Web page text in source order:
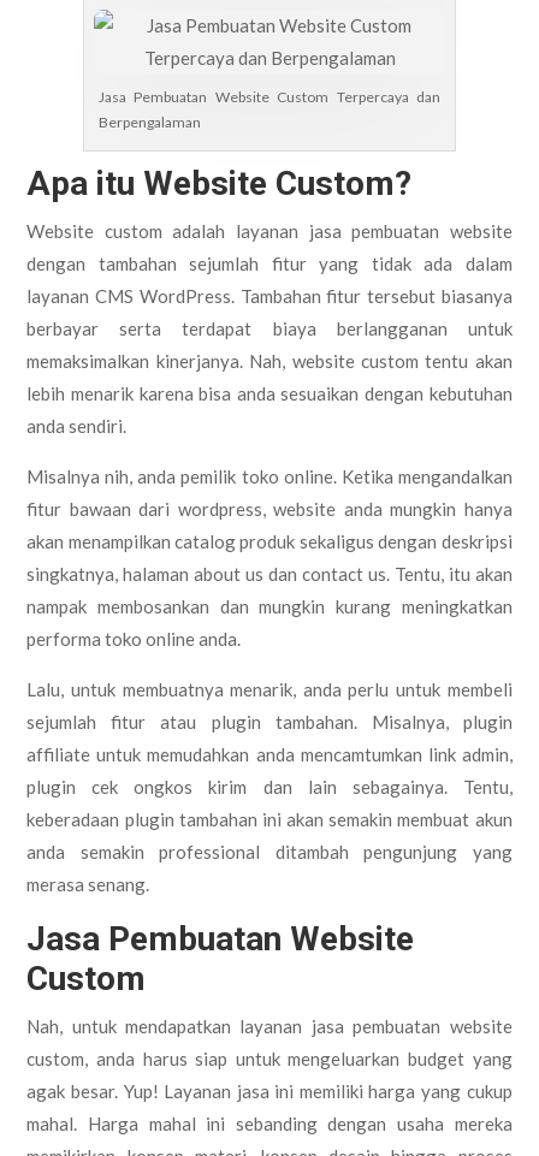
Jasa Pembuatan Website Custom Terpercaya dan
Berpengalaman
Apa itu Website Custom?
Website custom adalah layanan jasa pembuatan website
dengan tambahan sejumlah fitur yang tidak ada dalam
layanan CMS WordPress. Tambahan fitur tersebut biasanya
berbayar serta terdapat biaya berlangganan untuk
memaksimalkan kinerjanya. Nah, website custom tentu akan
lebih menarik karena bisa anda sesuaikan dengan kebutuhan
anda sendiri.
Misalnya nih, anda pemilik toko online. Ketika mengandalkan
fitur bawaan dari wordpress, website anda mungkin hanya
akan menampilkan catalog produk sekaligus dengan deskripsi
singkatnya, halaman about us dan contact us. Tentu, itu akan
nampak membosankan dan mungkin kurang meningkatkan
performa toko online anda.
Lalu, untuk membuatnya menarik, anda perlu untuk membeli
sejumlah fitur atau plugin tambahan. Misalnya, plugin
affiliate untuk memudahkan anda mencamtumkan link admin,
plugin cek ongkos kirim dan lain sebagainya. Tentu,
keberadaan plugin tambahan ini akan semakin membuat akun
anda semakin professional ditambah pengunjung yang
merasa senang.
Jasa Pembuatan Website
Custom
Nah, untuk mendapatkan layanan jasa pembuatan website
custom, anda harus siap untuk mengeluarkan budget yang
agak besar. Yup! Layanan jasa ini memiliki harga yang cukup
mahal. Harga mahal ini sebanding dengan usaha mereka